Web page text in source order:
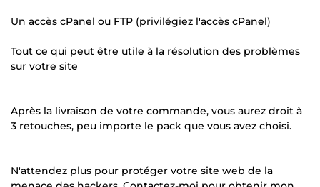
Un accès cPanel ou FTP (privilégiez l'accès cPanel)
Tout ce qui peut être utile à la résolution des problèmes
sur votre site
Après la livraison de votre commande, vous aurez droit à
3 retouches, peu importe le pack que vous avez choisi.
N'attendez plus pour protéger votre site web de la